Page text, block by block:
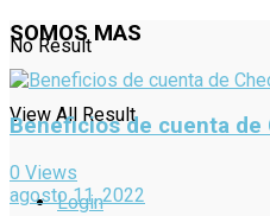
No Result
View All Result
Login
SOMOS MAS
Beneficios de cuenta de
0 Views
agosto 11, 2022